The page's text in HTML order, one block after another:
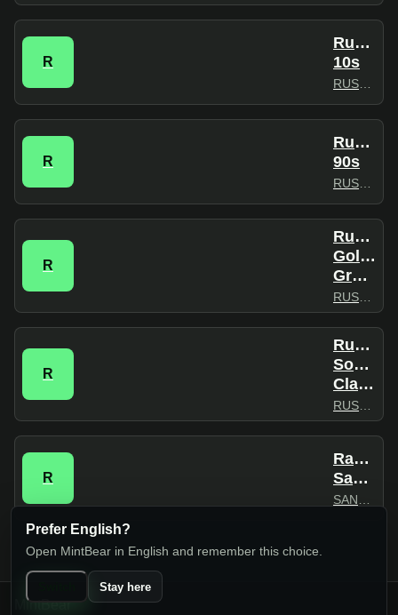
R
10s
R
90s
R
Golden
Gramophone
R
Soviet
Classics
R
Radio
Sanremo
MintBear
Prefer English?
Open MintBear in English and remember this choice.
Stay here